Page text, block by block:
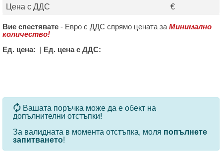
Цена с ДДС €
Вие спестявате - Евро с ДДС спрямо цената за Минимално
количество!
Ед. цена: | Ед. цена с ДДС:
За определени продукти и количества се ползват
Вашата поръчка може да е обект на
допълнителни отстъпки!
За валидната в момента отстъпка, моля попълнете
запитването!